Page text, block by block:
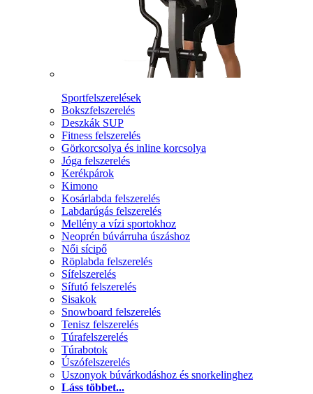
Sportfelszerelések
Bokszfelszerelés
Deszkák SUP
Fitness felszerelés
Görkorcsolya és inline korcsolya
Jóga felszerelés
Kerékpárok
Kimono
Kosárlabda felszerelés
Labdarúgás felszerelés
Mellény a vízi sportokhoz
Neoprén búvárruha úszáshoz
Női sícipő
Röplabda felszerelés
Sífelszerelés
Sífutó felszerelés
Sisakok
Snowboard felszerelés
Tenisz felszerelés
Túrafelszerelés
Túrabotok
Úszófelszerelés
Uszonyok búvárkodáshoz és snorkelinghez
Láss többet...